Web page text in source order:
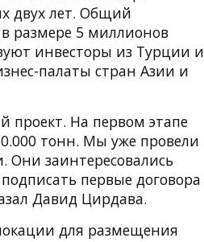
двух лет. Общий
размере 5 миллионов
инвесторы из Турции и
палаты стран Азии и
проект. На первом этапе
тонн. Мы уже провели
Они заинтересовались
первые договора
Давид Цирдава.
для размещения